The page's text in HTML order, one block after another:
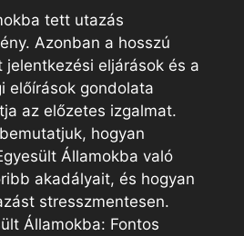
tett utazás
Azonban a hosszú
jelentkezési eljárások és a
előírások gondolata
az előzetes izgalmat.
hogyan
Államokba való
akadályait, és hogyan
stresszmentesen.
Államokba: Fontos